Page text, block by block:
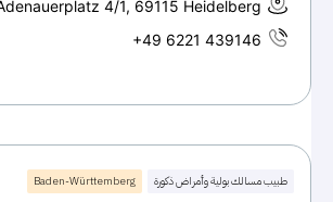
4/1, 69115 Heidelberg
+49 6221 439146
طبيب مسالك بولية وأمراض ذكورة Baden-Württemberg